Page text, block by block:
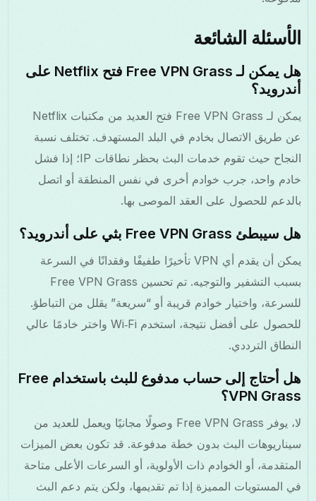
الأسئلة الشائعة
هل يمكن لـ Free VPN Grass فتح Netflix على
أندرويد؟
يمكن لـ Free VPN Grass فتح العديد من مكتبات Netflix
عن طريق الاتصال بخادم في البلد المستهدف. تختلف نسبة
النجاح حيث تقوم خدمات البث بحظر نطاقات IP؛ إذا فشل
خادم واحد، جرب خوادم أخرى في نفس المنطقة أو اتصل
بالدعم للحصول على العقد الموصى بها.
هل سيبطئ Free VPN Grass بثي على أندرويد؟
يمكن أن يقدم أي VPN تأخيرًا طفيفًا وفقدانًا في السرعة
بسبب التشفير والتوجيه. تم تحسين Free VPN Grass
للسرعة، واختيار خوادم قريبة أو “سريعة” يقلل من التباطؤ.
للحصول على أفضل نتيجة، استخدم Wi‑Fi واختر خادمًا عالي
النطاق الترددي.
هل أحتاج إلى حساب مدفوع للبث باستخدام Free
VPN Grass؟
لا، يوفر Free VPN Grass وصولًا مجانيًا ويعمل للعديد من
سيناريوهات البث بدون خطة مدفوعة. قد تكون بعض الميزات
المتقدمة، أو الخوادم ذات الأولوية، أو السرعات الأعلى متاحة
في المستويات المميزة إذا تم تقديمها، ولكن يتم دعم البث